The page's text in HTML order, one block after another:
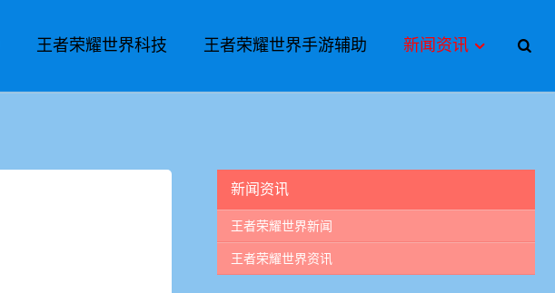
王者荣耀世界科技 王者荣耀世界手游辅助 新闻资讯
新闻资讯
王者荣耀世界新闻
王者荣耀世界资讯